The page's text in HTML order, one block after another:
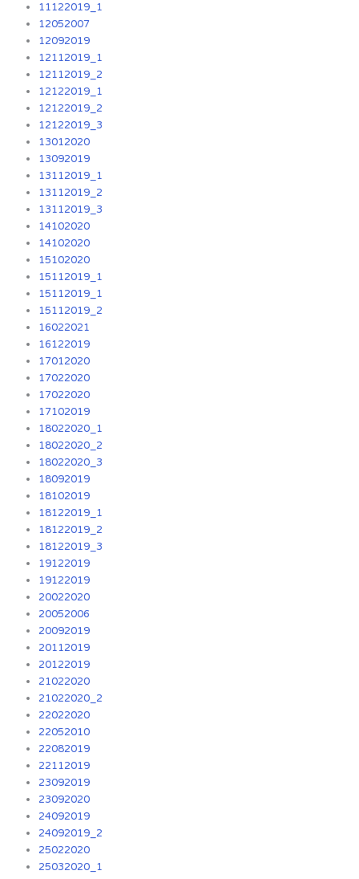
11122019_1
12052007
12092019
12112019_1
12112019_2
12122019_1
12122019_2
12122019_3
13012020
13092019
13112019_1
13112019_2
13112019_3
14102020
14102020
15102020
15112019_1
15112019_1
15112019_2
16022021
16122019
17012020
17022020
17022020
17102019
18022020_1
18022020_2
18022020_3
18092019
18102019
18122019_1
18122019_2
18122019_3
19122019
19122019
20022020
20052006
20092019
20112019
20122019
21022020
21022020_2
22022020
22052010
22082019
22112019
23092019
23092020
24092019
24092019_2
25022020
25032020_1